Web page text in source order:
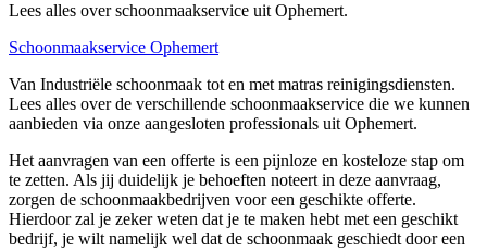
Lees alles over schoonmaakservice uit Ophemert.
Schoonmaakservice Ophemert
Van Industriële schoonmaak tot en met matras reinigingsdiensten.
Lees alles over de verschillende schoonmaakservice die we kunnen
aanbieden via onze aangesloten professionals uit Ophemert.
Het aanvragen van een offerte is een pijnloze en kosteloze stap om
te zetten. Als jij duidelijk je behoeften noteert in deze aanvraag,
zorgen de schoonmaakbedrijven voor een geschikte offerte.
Hierdoor zal je zeker weten dat je te maken hebt met een geschikt
bedrijf, je wilt namelijk wel dat de schoonmaak geschiedt door een